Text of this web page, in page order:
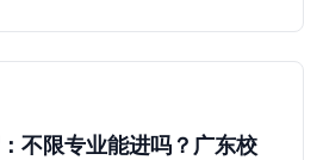
不限专业能进吗？广东校